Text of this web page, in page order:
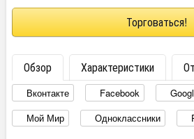
Торговаться!
Обзор Характеристики
Вконтакте Facebook
Мой Мир
Одноклассники